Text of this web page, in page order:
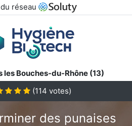
réseau
les Bouches-du-Rhône (13)
(114 votes)
des punaises